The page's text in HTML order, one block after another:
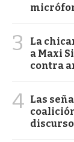
3
La
a Maxi
contra
4 Las